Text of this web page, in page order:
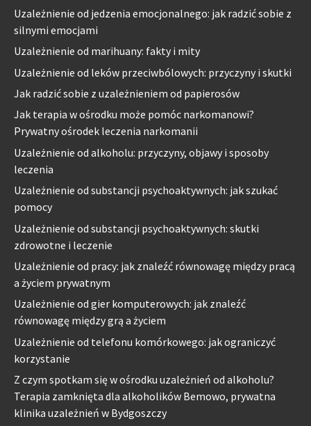
Uzależnienie od jedzenia emocjonalnego: jak radzić sobie z
silnymi emocjami
Uzależnienie od marihuany: fakty i mity
Uzależnienie od leków przeciwbólowych: przyczyny i skutki
Jak radzić sobie z uzależnieniem od papierosów
Jak terapia w ośrodku może pomóc narkomanowi?
Prywatny ośrodek leczenia narkomanii
Uzależnienie od alkoholu: przyczyny, objawy i sposoby
leczenia
Uzależnienie od substancji psychoaktywnych: jak szukać
pomocy
Uzależnienie od substancji psychoaktywnych: skutki
zdrowotne i leczenie
Uzależnienie od pracy: jak znaleźć równowagę między pracą
a życiem prywatnym
Uzależnienie od gier komputerowych: jak znaleźć
równowagę między grą a życiem
Uzależnienie od telefonu komórkowego: jak ograniczyć
korzystanie
Z czym spotkam się w ośrodku uzależnień od alkoholu?
Terapia zamknięta dla alkoholików Bemowo, prywatna
klinika uzależnień w Bydgoszczy